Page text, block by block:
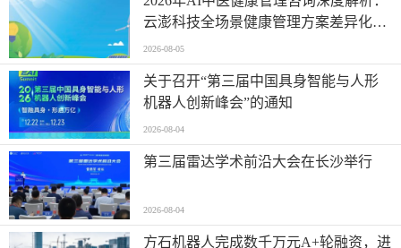
云澎科技全场景健康管理方案差异化优
势
2026-08-05
关于召开“第三届中国具身智能与人形
机器人创新峰会”的通知
2026-08-04
第三届雷达学术前沿大会在长沙举行
2026-08-04
方石机器人完成数千万元A+轮融资，进